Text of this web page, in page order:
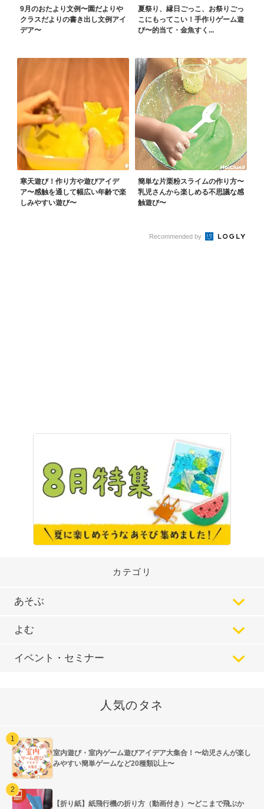
9月のおたより文例〜園だよりや
クラスだよりの書き出し文例アイ
デア〜
夏祭り、縁日ごっこ、お祭りごっ
こにもってこい！手作りゲーム遊
び〜的当て・金魚すく...
寒天遊び！作り方や遊びアイデ
ア〜感触を通して幅広い年齢で楽
しみやすい遊び〜
簡単な片栗粉スライムの作り方〜
乳児さんから楽しめる不思議な感
触遊び〜
Recommended by
カテゴリ
あそぶ
よむ
イベント・セミナー
人気のタネ
室内遊び・室内ゲーム遊びアイデア大集合！〜幼児さんが楽し
みやすい簡単ゲームなど20種類以上〜
【折り紙】紙飛行機の折り方（動画付き）〜どこまで飛ぶか